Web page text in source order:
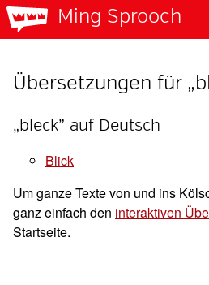
Ming Sprooch
Übersetzungen für
„bleck” auf Deutsch
blick
Um ganze Texte von und ins
ganz einfach den interaktiven
Startseite.